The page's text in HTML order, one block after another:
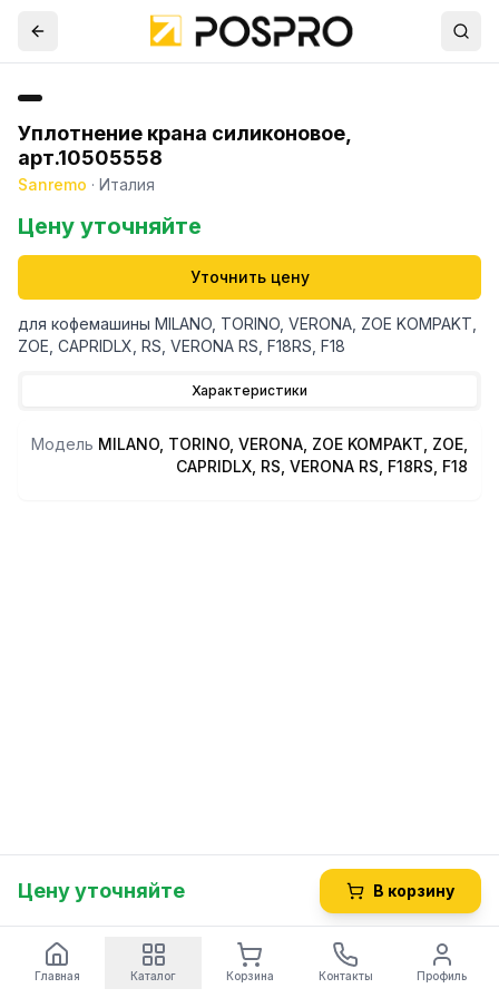
Уплотнение крана силиконовое,
арт.10505558
Sanremo · Италия
Цену уточняйте
Уточнить цену
для кофемашины MILANO, TORINO, VERONA, ZOE KOMPAKT,
ZOE, CAPRIDLX, RS, VERONA RS, F18RS, F18
Характеристики
Модель MILANO, TORINO, VERONA, ZOE KOMPAKT, ZOE,
CAPRIDLX, RS, VERONA RS, F18RS, F18
Цену уточняйте В корзину
Главная Каталог Корзина Контакты Профиль